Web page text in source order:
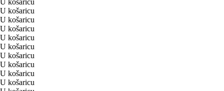
U košaricu
U košaricu
U košaricu
U košaricu
U košaricu
U košaricu
U košaricu
U košaricu
U košaricu
U košaricu